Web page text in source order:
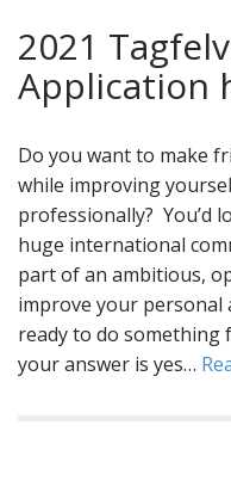
2021
Application
Do you want to make
while improving
professionally? You’d
huge international
part of an ambitious,
improve your personal
ready to do
your answer is yes…